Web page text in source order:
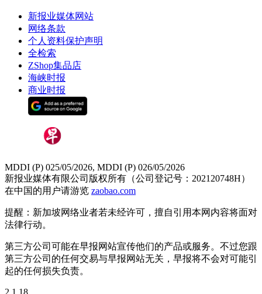
新报业媒体网站
网络条款
个人资料保护声明
全检索
ZShop集品店
海峡时报
商业时报
MDDI (P) 025/05/2026, MDDI (P) 026/05/2026
新报业媒体有限公司版权所有（公司登记号：202120748H）
在中国的用户请游览 zaobao.com
提醒：新加坡网络业者若未经许可，擅自引用本网内容将面对
法律行动。
第三方公司可能在早报网站宣传他们的产品或服务。不过您跟
第三方公司的任何交易与早报网站无关，早报将不会对可能引
起的任何损失负责。
2.1.18